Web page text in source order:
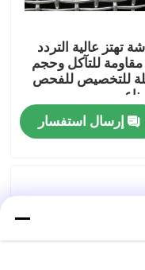
تهتز عالية التردد
للتآكل وحجم
للتخصيص للفحص
إرسال استفسار